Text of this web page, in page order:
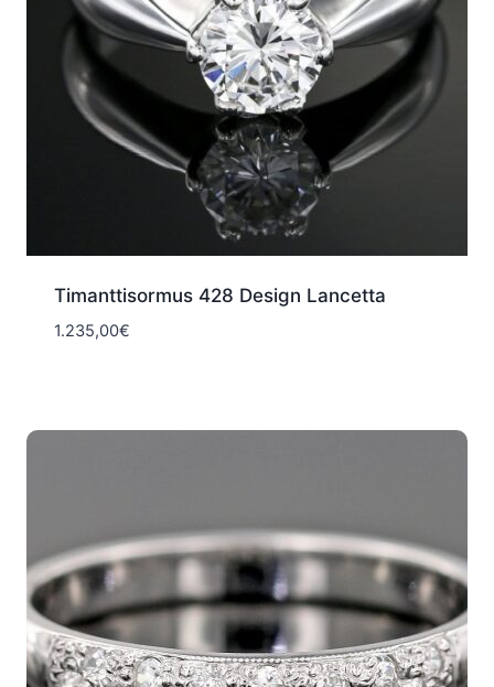
Timanttisormus 428 Design Lancetta
1.235,00€